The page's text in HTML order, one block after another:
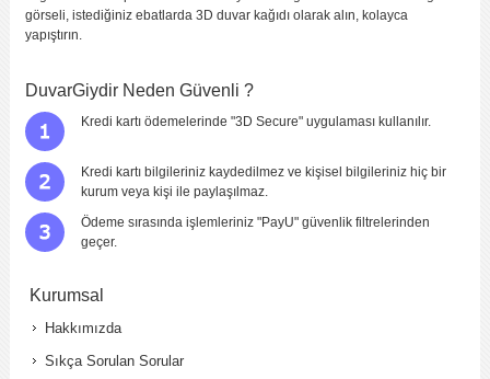
görseli, istediğiniz ebatlarda 3D duvar kağıdı olarak alın, kolayca
yapıştırın.
DuvarGiydir Neden Güvenli ?
Kredi kartı ödemelerinde "3D Secure" uygulaması kullanılır.
Kredi kartı bilgileriniz kaydedilmez ve kişisel bilgileriniz hiç bir
kurum veya kişi ile paylaşılmaz.
Ödeme sırasında işlemleriniz "PayU" güvenlik filtrelerinden
geçer.
Kurumsal
Hakkımızda
Sıkça Sorulan Sorular